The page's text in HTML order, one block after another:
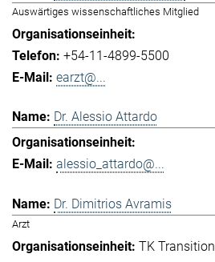
Auswärtiges wissenschaftliches Mitglied
+54-11-4899-5500
earzt@...
Dr. Alessio Attardo
alessio_attardo@...
Dr. Dimitrios Avramis
Arzt
TK Transition